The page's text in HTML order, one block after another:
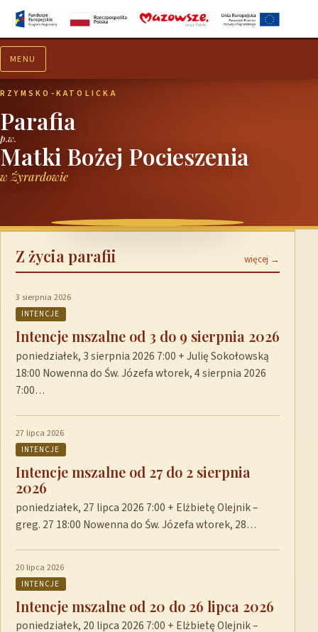
MENU
RZYMSKO-KATOLICKA
Parafia
p.w.
Matki Bożej Pocieszenia
w Żyrardowie
Z życia parafii więcej →
3 sierpnia 2026
INTENCJE
Intencje mszalne od 3 do 9 sierpnia 2026
poniedziałek, 3 sierpnia 2026 7:00 + Julię Sokołowską
18:00 Nowenna do Św. Józefa wtorek, 4 sierpnia 2026
7:00…
27 lipca 2026
INTENCJE
Intencje mszalne od 27 do 2 sierpnia
2026
poniedziałek, 27 lipca 2026 7:00 + Elżbietę Olejnik –
greg. 27 18:00 Nowenna do Św. Józefa wtorek, 28…
20 lipca 2026
INTENCJE
Intencje mszalne od 20 do 26 lipca 2026
poniedziałek, 20 lipca 2026 7:00 + Elżbietę Olejnik –